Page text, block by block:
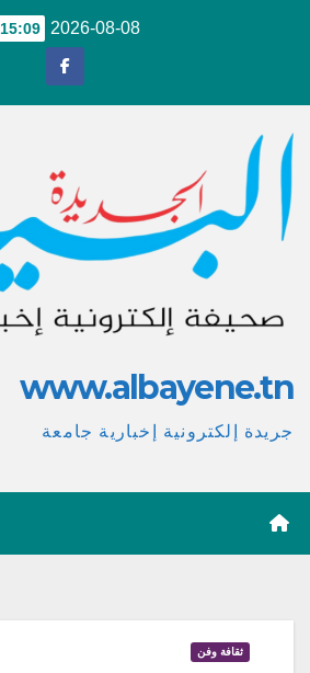
2026-08-08
15:09
www.albayene.tn
جريدة إلكترونية إخبارية جامعة
ثقافة وفن